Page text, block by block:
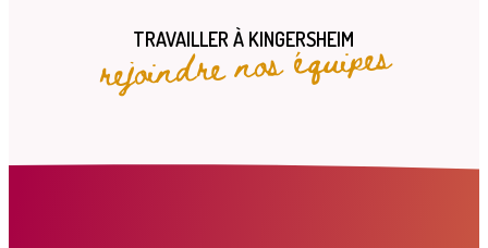
TRAVAILLER À KINGERSHEIM
rejoindre nos équipes